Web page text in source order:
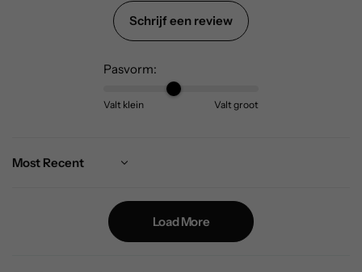
Schrijf een review
Pasvorm:
Valt klein Valt groot
Sort by
Load More